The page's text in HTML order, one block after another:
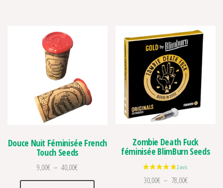
Douce Nuit Féminisée French
Touch Seeds
9,00€ – 40,00€Plage de prix : 9,00€ à 40,00€
Ce produit a plusieurs variations. Les
Zombie Death Fuck
féminisée BlimBurn Seeds
30,00€ – 78,00€Plage de prix